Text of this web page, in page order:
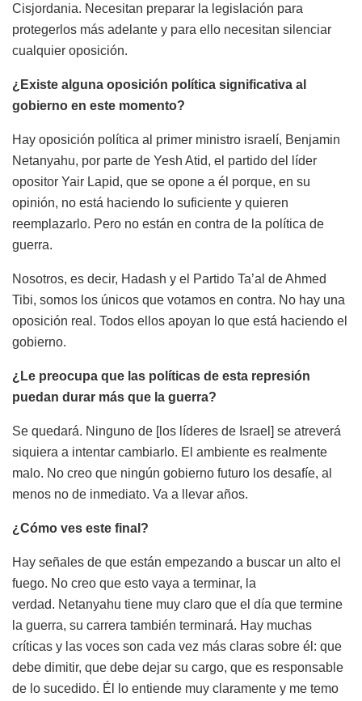
Cisjordania. Necesitan preparar la legislación para
protegerlos más adelante y para ello necesitan silenciar
cualquier oposición.
¿Existe alguna oposición política significativa al
gobierno en este momento?
Hay oposición política al primer ministro israelí, Benjamin
Netanyahu, por parte de Yesh Atid, el partido del líder
opositor Yair Lapid, que se opone a él porque, en su
opinión, no está haciendo lo suficiente y quieren
reemplazarlo. Pero no están en contra de la política de
guerra.
Nosotros, es decir, Hadash y el Partido Ta’al de Ahmed
Tibi, somos los únicos que votamos en contra. No hay una
oposición real. Todos ellos apoyan lo que está haciendo el
gobierno.
¿Le preocupa que las políticas de esta represión
puedan durar más que la guerra?
Se quedará. Ninguno de [los líderes de Israel] se atreverá
siquiera a intentar cambiarlo. El ambiente es realmente
malo. No creo que ningún gobierno futuro los desafíe, al
menos no de inmediato. Va a llevar años.
¿Cómo ves este final?
Hay señales de que están empezando a buscar un alto el
fuego. No creo que esto vaya a terminar, la
verdad. Netanyahu tiene muy claro que el día que termine
la guerra, su carrera también terminará. Hay muchas
críticas y las voces son cada vez más claras sobre él: que
debe dimitir, que debe dejar su cargo, que es responsable
de lo sucedido. Él lo entiende muy claramente y me temo